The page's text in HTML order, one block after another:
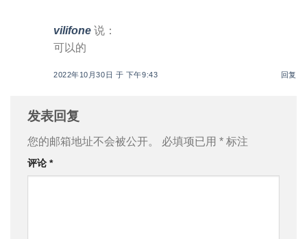
vilifone 说：
可以的
2022年10月30日 于 下午9:43 回复
发表回复
您的邮箱地址不会被公开。 必填项已用 * 标注
评论 *